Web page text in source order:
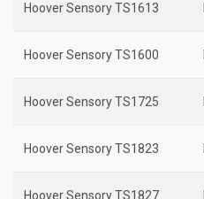
Hoover Sensory TS1613
Hoover Sensory TS1600
Hoover Sensory TS1725
Hoover Sensory TS1823
Hoover Sensory TS1827